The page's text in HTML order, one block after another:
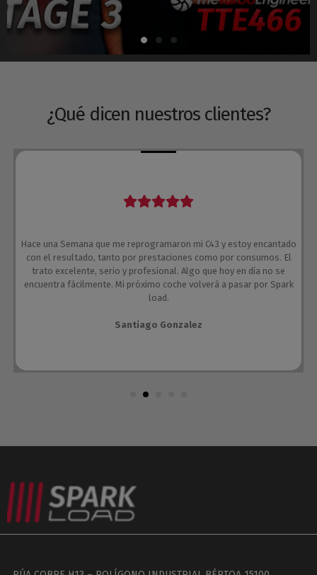
¿Qué dicen nuestros clientes?
Hace una Semana que me reprogramaron mi C43 y estoy encantado
con el resultado, tanto por prestaciones como por consumos. El
trato excelente, serio y profesional. Algo que hoy en día no se
encuentra fácilmente. Mi próximo coche volverá a pasar por Spark
load.
Santiago Gonzalez